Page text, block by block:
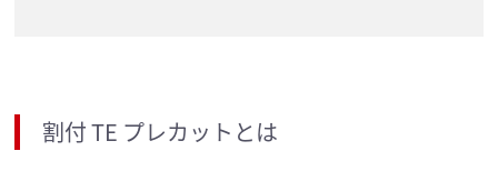
割付 TE プレカットとは